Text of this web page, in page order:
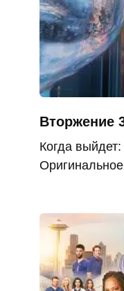
Вторжение
Когда